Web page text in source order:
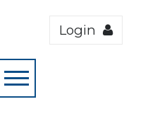
Login